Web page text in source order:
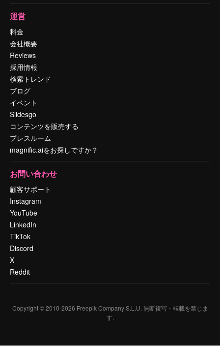
運営
料金
会社概要
Reviews
採用情報
検索トレンド
ブログ
イベント
Slidesgo
コンテンツを販売する
プレスルーム
magnific.aiをお探しですか？
お問い合わせ
顧客サポート
Instagram
YouTube
LinkedIn
TikTok
Discord
X
Reddit
Copyright © 2010-2026 Freepik Company S.L.U. 無断複写・転載を禁じま
す.